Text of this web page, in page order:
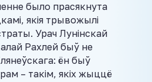
было прасякнута
якія трывожылі
Урач Лунінскай
Рахлей быў не
ён быў
– такім, якіх жыццё